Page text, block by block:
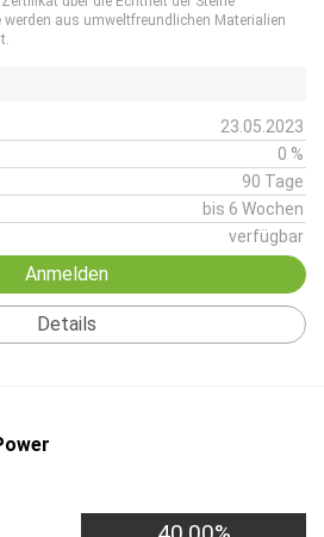
werden aus umweltfreundlichen Materialien
23.05.2023
0 %
90 Tage
bis 6 Wochen
verfügbar
Anmelden
Details